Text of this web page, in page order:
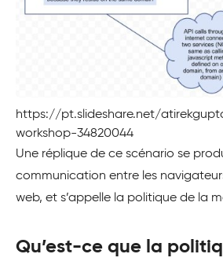
https://pt.slideshare.net/
workshop-34820044
Une réplique de ce scénario se
communication entre les
web, et s’appelle la politique de la
Qu’est-ce que la